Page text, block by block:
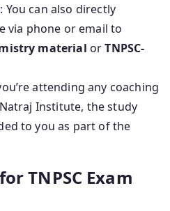
: You can also directly
via phone or email to
material orTNPSC-
attending any coaching
Institute, the study
to you as part of the
TNPSC Exam